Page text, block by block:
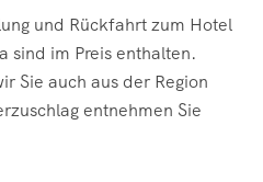
und Rückfahrt zum Hotel
sind im Preis enthalten.
Sie auch aus der Region
entnehmen Sie